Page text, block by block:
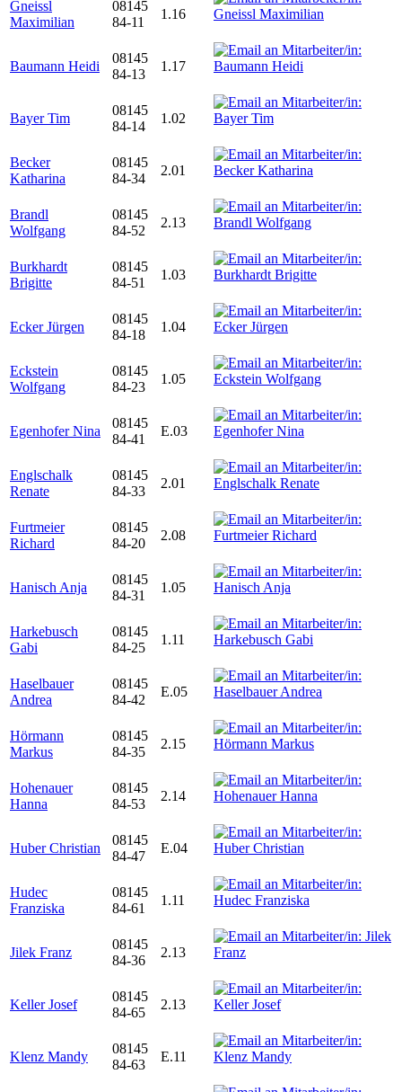
Gneissl
Maximilian
08145
84-11
1.16
Baumann Heidi
08145
84-13
1.17
Bayer Tim
08145
84-14
1.02
Becker
Katharina
08145
84-34
2.01
Brandl
Wolfgang
08145
84-52
2.13
Burkhardt
Brigitte
08145
84-51
1.03
Ecker Jürgen
08145
84-18
1.04
Eckstein
Wolfgang
08145
84-23
1.05
Egenhofer Nina
08145
84-41
E.03
Englschalk
Renate
08145
84-33
2.01
Furtmeier
Richard
08145
84-20
2.08
Hanisch Anja
08145
84-31
1.05
Harkebusch
Gabi
08145
84-25
1.11
Haselbauer
Andrea
08145
84-42
E.05
Hörmann
Markus
08145
84-35
2.15
Hohenauer
Hanna
08145
84-53
2.14
Huber Christian
08145
84-47
E.04
Hudec
Franziska
08145
84-61
1.11
Jilek Franz
08145
84-36
2.13
Keller Josef
08145
84-65
2.13
Klenz Mandy
08145
84-63
E.11